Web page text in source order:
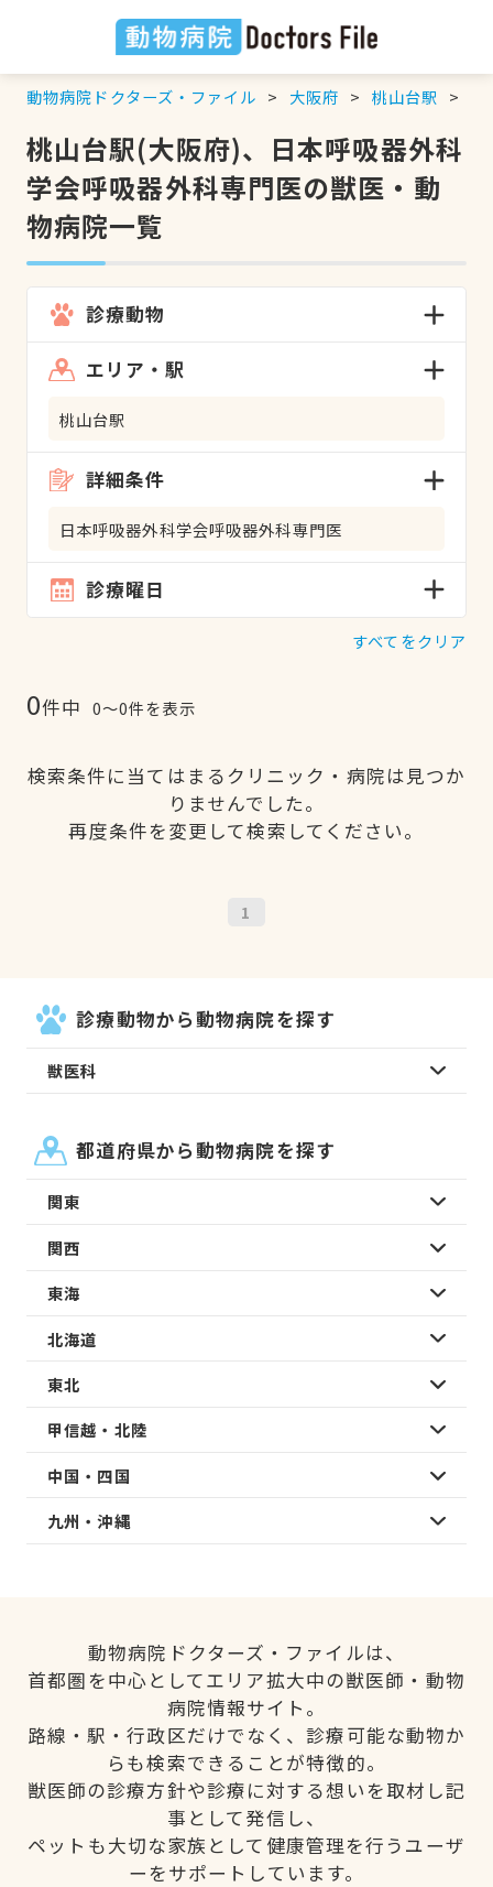
動物病院ドクターズ・ファイル 大阪府 桃山台駅
桃山台駅(大阪府)、日本呼吸器外科
学会呼吸器外科専門医の獣医・動
物病院一覧
診療動物
エリア・駅
桃山台駅
詳細条件
日本呼吸器外科学会呼吸器外科専門医
診療曜日
すべてをクリア
0件中 0〜0件を表示
検索条件に当てはまるクリニック・病院は見つか
りませんでした。
再度条件を変更して検索してください。
1
診療動物から動物病院を探す
獣医科
都道府県から動物病院を探す
関東
関西
東海
北海道
東北
甲信越・北陸
中国・四国
九州・沖縄
動物病院ドクターズ・ファイルは、
首都圏を中心としてエリア拡大中の獣医師・動物
病院情報サイト。
路線・駅・行政区だけでなく、診療可能な動物か
らも検索できることが特徴的。
獣医師の診療方針や診療に対する想いを取材し記
事として発信し、
ペットも大切な家族として健康管理を行うユーザ
ーをサポートしています。